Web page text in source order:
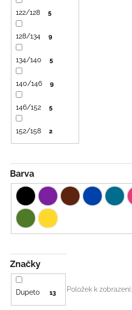
Značky
Dupeto 13
Barva
122/128 5
128/134 9
134/140 5
140/146 9
146/152 5
152/158 2
Položek k zobrazení:
Kč